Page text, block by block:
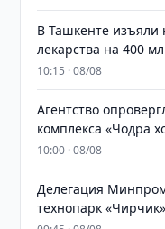
​​​​​​​В Ташкенте изъяли
лекарства на 400
10:15 · 08/08
Агентство
комплекса «Чодра
10:00 · 08/08
Делегация
технопарк «Чирчик»